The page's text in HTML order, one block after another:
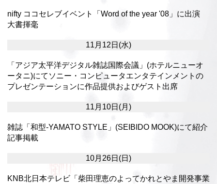
nifty ココセレブイベント「Word of the year '08」に出演
大書揮毫
11月12日(水)
「アジア太平洋デジタル雑誌国際会議」(ホテルニューオ
ータニ)にてソニー・コンピュータエンタテインメントの
プレゼンテーションに作品提供およびゲスト出席
11月10日(月)
雑誌「和型-YAMATO STYLE」(SEIBIDO MOOK)にて紹介
記事掲載
10月26日(日)
KNB北日本テレビ「柴田理恵のよってかれとやま開発事業